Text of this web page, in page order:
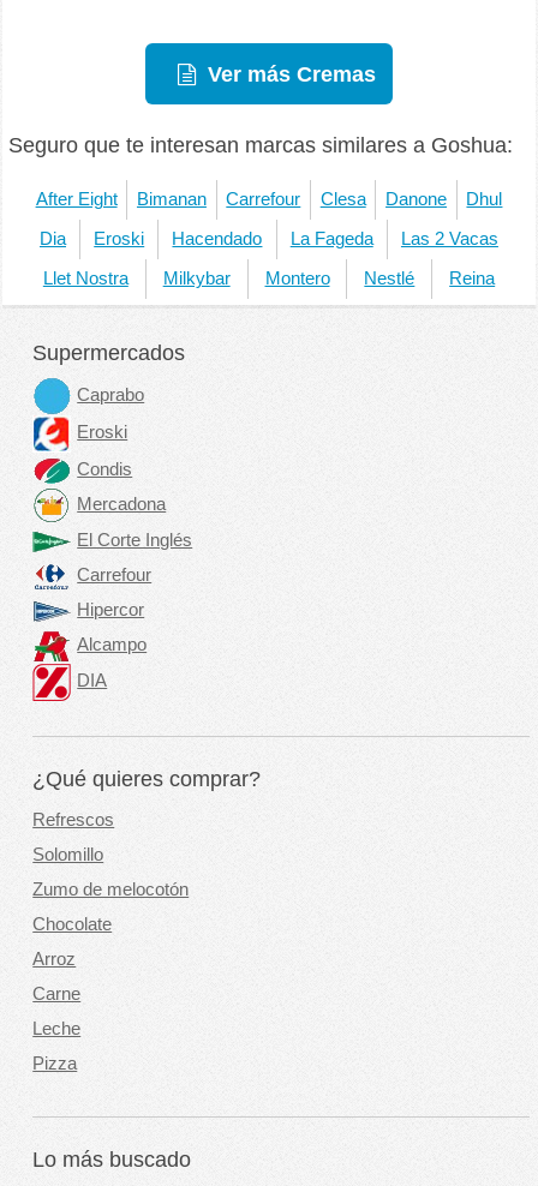
Ver más Cremas
Seguro que te interesan marcas similares a Goshua:
After Eight Bimanan Carrefour Clesa Danone Dhul
Dia Eroski Hacendado La Fageda Las 2 Vacas
Llet Nostra Milkybar Montero Nestlé Reina
Supermercados
Caprabo
Eroski
Condis
Mercadona
El Corte Inglés
Carrefour
Hipercor
Alcampo
DIA
¿Qué quieres comprar?
Refrescos
Solomillo
Zumo de melocotón
Chocolate
Arroz
Carne
Leche
Pizza
Lo más buscado